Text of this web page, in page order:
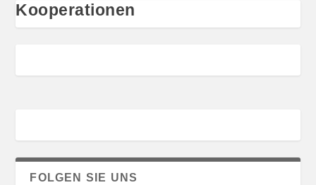
Kooperationen
FOLGEN SIE UNS